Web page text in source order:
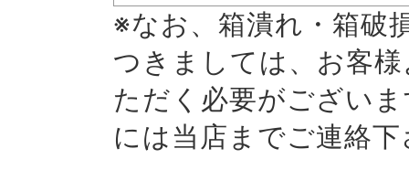
※なお、箱潰れ・箱破
つきましては、お客
ただく必要がござい
には当店までご連絡